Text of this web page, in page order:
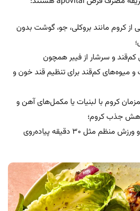
کروم مانند بروکلی، جو، گوشت بدون
و سرشار از فیبر همچون
و میوه‌های کم‌قند برای تنظیم قند خون و
کروم با لبنیات یا مکمل‌های آهن و
جذب کروم؛
نوشیدن آب کافی و ورزش منظم مثل 30 دقیقه پیاده‌روی